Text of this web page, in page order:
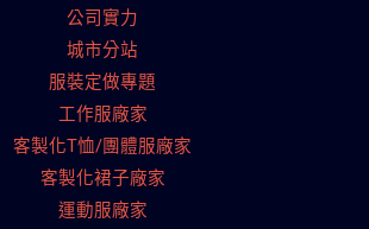
公司實力
城市分站
服裝定做專題
工作服廠家
客製化T恤/團體服廠家
客製化裙子廠家
運動服廠家